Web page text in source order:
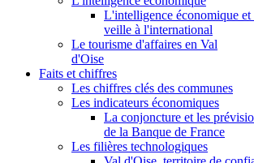
L'intelligence économique et
veille à l'international
Le tourisme d'affaires en Val
d'Oise
Faits et chiffres
Les chiffres clés des communes
Les indicateurs économiques
La conjoncture et les
de la Banque de France
Les filières technologiques